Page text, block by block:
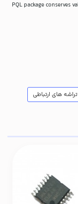
PQL package conserves
تراشه های ارتباطی